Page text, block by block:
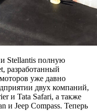
Stellantis полную
разработанный
уже давно
двух компаний,
и Tata Safari, а также
и Jeep Compass. Теперь